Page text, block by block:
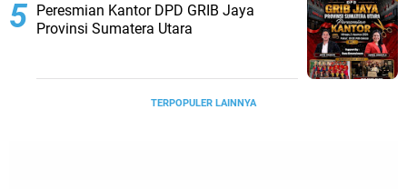
Peresmian Kantor DPD GRIB Jaya
Provinsi Sumatera Utara
TERPOPULER LAINNYA